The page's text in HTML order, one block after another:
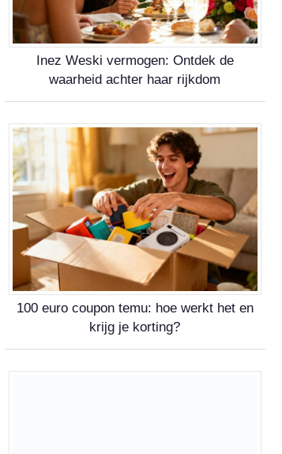
Inez Weski vermogen: Ontdek de
waarheid achter haar rijkdom
100 euro coupon temu: hoe werkt het en
krijg je korting?